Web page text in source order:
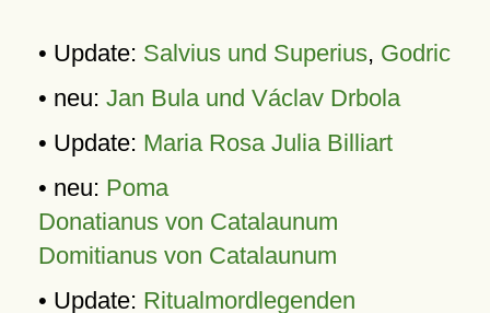
• Update: Salvius und Superius, Godric
• neu: Jan Bula und Václav Drbola
• Update: Maria Rosa Julia Billiart
• neu: Poma
Donatianus von Catalaunum
Domitianus von Catalaunum
• Update: Ritualmordlegenden